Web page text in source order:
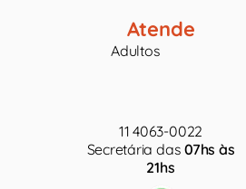
Atende
Adultos
11 4063-0022
Secretária das07hs às
21hs